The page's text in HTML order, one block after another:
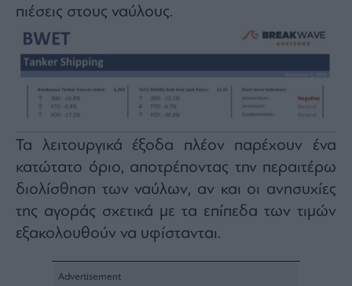
πιέσεις στους ναύλους.
Τα λειτουργικά έξοδα πλέον παρέχουν ένα
κατώτατο όριο, αποτρέποντας την περαιτέρω
διολίσθηση των ναύλων, αν και οι ανησυχίες
της αγοράς σχετικά με τα επίπεδα των τιμών
εξακολουθούν να υφίστανται.